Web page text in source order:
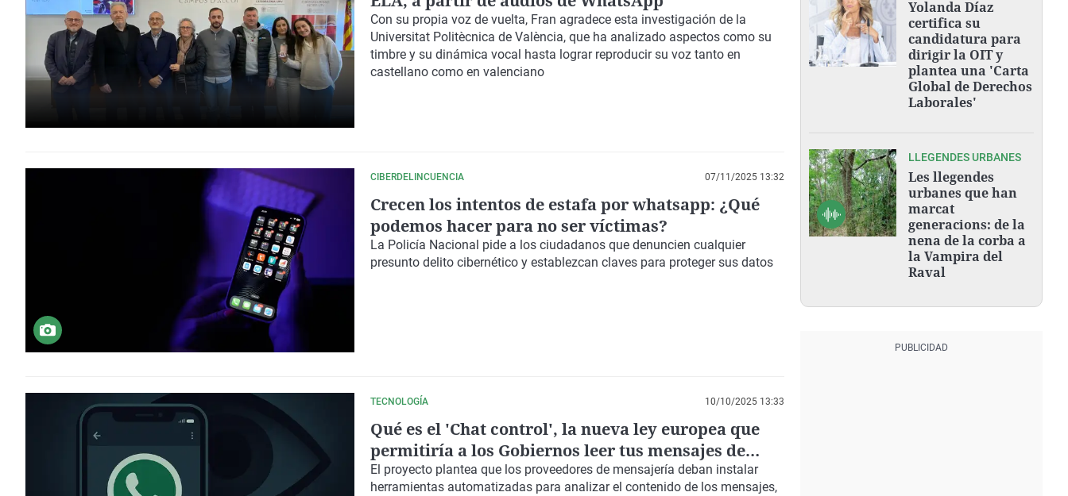
Con su propia voz de vuelta, Fran agradece esta investigación de la
Universitat Politècnica de València, que ha analizado aspectos como su
timbre y su dinámica vocal hasta lograr reproducir su voz tanto en
castellano como en valenciano
CIBERDELINCUENCIA 07/11/2025 13:32
Crecen los intentos de estafa por whatsapp: ¿Qué
podemos hacer para no ser víctimas?
La Policía Nacional pide a los ciudadanos que denuncien cualquier
presunto delito cibernético y establezcan claves para proteger sus datos
TECNOLOGÍA 10/10/2025 13:33
Qué es el 'Chat control', la nueva ley europea que
permitiría a los Gobiernos leer tus mensajes de
WhatsApp
El proyecto plantea que los proveedores de mensajería deban instalar
herramientas automatizadas para analizar el contenido de los mensajes,
Yolanda Díaz
certifica su
candidatura para
dirigir la OIT y
plantea una 'Carta
Global de Derechos
Laborales'
LLEGENDES URBANES
Les llegendes
urbanes que han
marcat
generacions: de la
nena de la corba a
la Vampira del
Raval